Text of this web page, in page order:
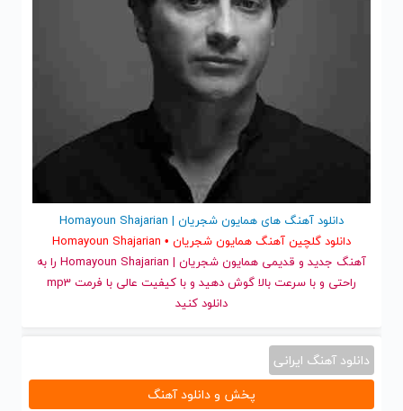
دانلود آهنگ های همایون شجریان | Homayoun Shajarian
دانلود گلچین آهنگ همایون شجریان • Homayoun Shajarian
آهنگ جدید
و قدیمی همایون شجریان | Homayoun Shajarian را به
راحتی و با سرعت بالا گوش دهید و با کیفیت عالی با فرمت mp3
دانلود کنید
دانلود آهنگ ایرانی
پخش و دانلود آهنگ